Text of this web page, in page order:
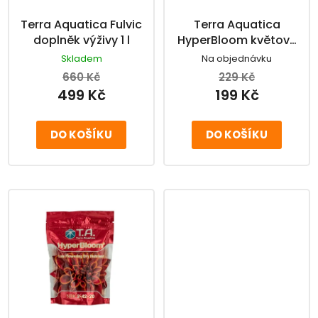
Terra Aquatica Fulvic
doplněk výživy 1 l
Skladem
DO KOŠÍKU
499 Kč
660 Kč
Terra Aquatica
HyperBloom květové
hnojivo 100 g
Na objednávku
DO KOŠÍKU
199 Kč
229 Kč